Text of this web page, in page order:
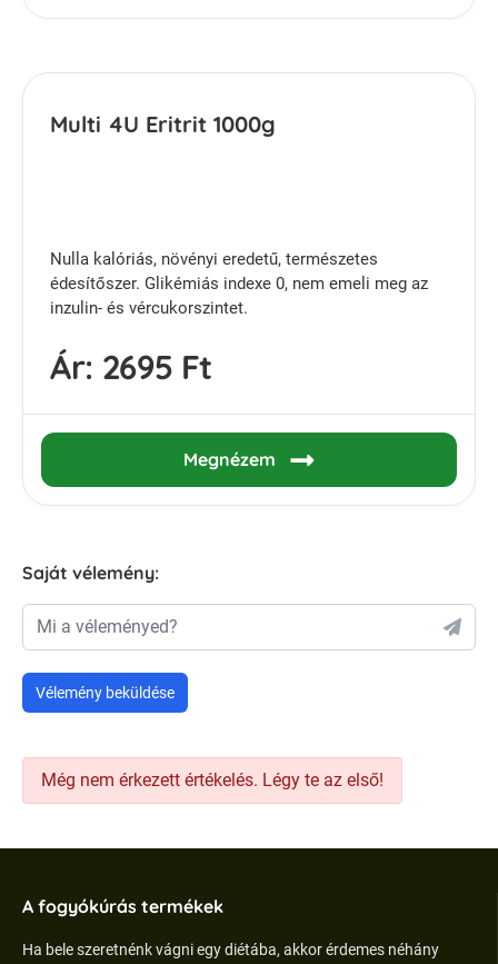
Multi 4U Eritrit 1000g
Nulla kalóriás, növényi eredetű, természetes
édesítőszer. Glikémiás indexe 0, nem emeli meg az
inzulin- és vércukorszintet.
Ár: 2695 Ft
Megnézem
Saját vélemény:
Mi a véleményed?
Vélemény beküldése
Még nem érkezett értékelés. Légy te az első!
A fogyókúrás termékek
Ha bele szeretnénk vágni egy diétába, akkor érdemes néhány